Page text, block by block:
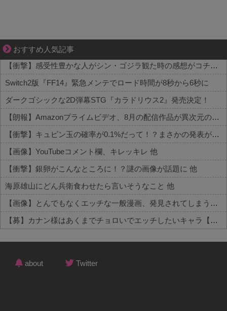
おすすめ人気記事
先輩と後輩、距離が変わった日から始まる恋
【衝撃】感受性豊かな人がシン・ゴジラ観た時の感想がコチラ・・・・・
Switch2版『FF14』緊急メンテでロード時間が8秒から6秒に
ダークゴシックな2D弾幕STG『カラドリウス2』発売決定！
【朗報】Amazonプライムビデオ、8月の配信作品が異次元の凄さ！体感気温50度越えへ
【衝撃】キュピン玉の確率が0.1%だって！？まさかの発表がコチラ
【画像】YouTubeコメント欄、キレッキレ 他
【衝撃】銀卵がこんなところに！？謎の画像が話題に 他
海原雄山にどん兵衛食わせたら言いそうなこと 他
【画像】とんでもなくエッチな一般漫画、発見されてしまう【SEX描写あり】 他
【募】カナン様はあくまでチョロいでエッチしたいキャラ【画像】 他
Powered by livedoor 相互RSS
about Twitter